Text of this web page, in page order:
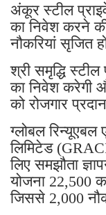
अंकूर स्टील
का निवेश करने
नौकरियां सृजित
श्री समृद्धि
का निवेश करेगी
को रोजगार
ग्लोबल रिन्यूएबल
लिमिटेड
लिए समझौता
योजना 22,500
जिससे 2,000